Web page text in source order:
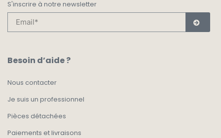
S'inscrire à notre newsletter
Besoin d’aide ?
Nous contacter
Je suis un professionnel
Pièces détachées
Paiements et livraisons